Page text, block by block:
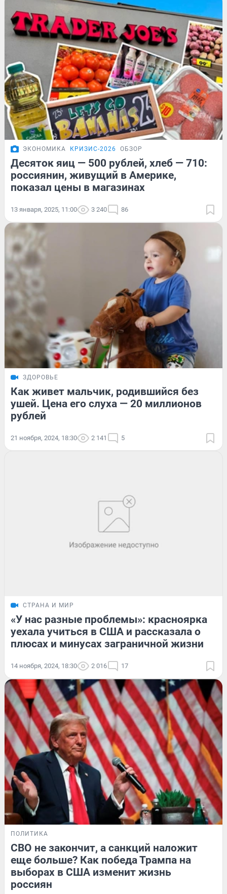
ЭКОНОМИКА КРИЗИС-2026 ОБЗОР
Десяток яиц — 500 рублей, хлеб — 710:
россиянин, живущий в Америке,
показал цены в магазинах
13 января, 2025, 11:00 3 240 86
ЗДОРОВЬЕ
Как живет мальчик, родившийся без
ушей. Цена его слуха — 20 миллионов
рублей
21 ноября, 2024, 18:30 2 141 5
СТРАНА И МИР
«У нас разные проблемы»: красноярка
уехала учиться в США и рассказала о
плюсах и минусах заграничной жизни
14 ноября, 2024, 18:30 2 016 17
ПОЛИТИКА
СВО не закончит, а санкций наложит
еще больше? Как победа Трампа на
выборах в США изменит жизнь
россиян